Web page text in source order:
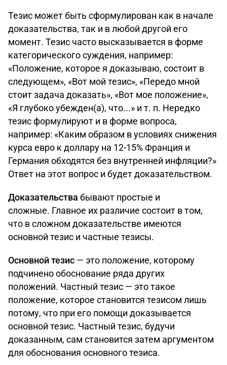
Тезис может быть сформулирован как в начале
доказательства, так и в любой другой его
момент. Тезис часто высказывается в форме
категорического суждения, например:
«Положение, которое я доказываю, состоит в
следующем», «Вот мой тезис», «Передо мной
стоит задача доказать», «Вот мое положение»,
«Я глубоко убежден(а), что...» и т. п. Нередко
тезис формулируют и в форме вопроса,
например: «Каким образом в условиях снижения
курса евро к доллару на 12-15% Франция и
Германия обходятся без внутренней инфляции?»
Ответ на этот вопрос и будет доказательством.
Доказательства бывают простые и
сложные. Главное их различие состоит в том,
что в сложном доказательстве имеются
основной тезис и частные тезисы.
Основной тезис — это положение, которому
подчинено обоснование ряда других
положений. Частный тезис — это такое
положение, которое становится тезисом лишь
потому, что при его помощи доказывается
основной тезис. Частный тезис, будучи
доказанным, сам становится затем аргументом
для обоснования основного тезиса.